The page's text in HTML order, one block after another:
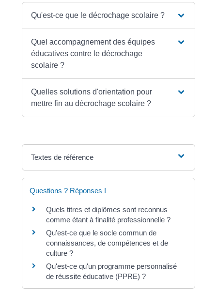
Qu'est-ce que le décrochage scolaire ?
Quel accompagnement des équipes
éducatives contre le décrochage
scolaire ?
Quelles solutions d'orientation pour
mettre fin au décrochage scolaire ?
Textes de référence
Questions ? Réponses !
Quels titres et diplômes sont reconnus
comme étant à finalité professionnelle ?
Qu'est-ce que le socle commun de
connaissances, de compétences et de
culture ?
Qu'est-ce qu'un programme personnalisé
de réussite éducative (PPRE) ?